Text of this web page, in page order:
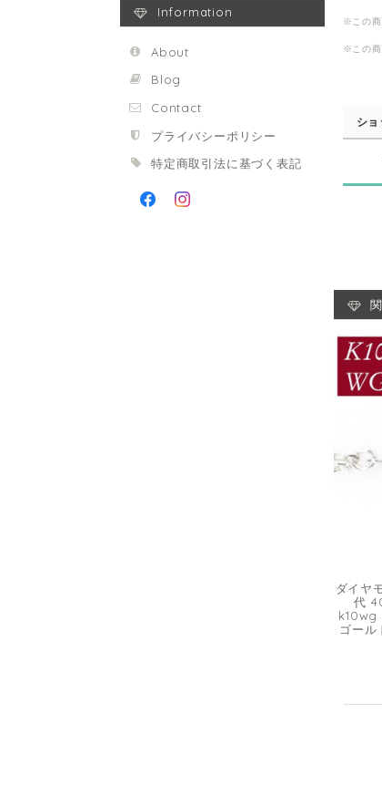
Information
About
Blog
Contact
プライバシーポリシー
特定商取引法に基づく表記
※この商
※この商
シ
ダイヤ
代
k10wg
ゴール